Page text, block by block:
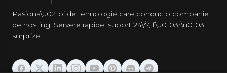
Pasiona\u021bi de tehnologie care conduc o companie
de hosting. Servere rapide, suport 24\/7, f\u0103r\u0103
surprize.